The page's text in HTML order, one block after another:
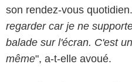
son rendez-vous
regarder car je ne
balade sur l'écran. C'est
même", a-t-elle avoué.